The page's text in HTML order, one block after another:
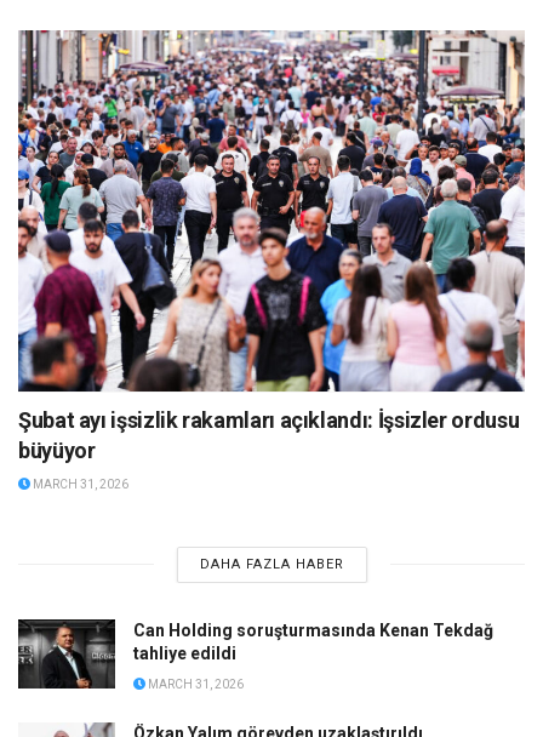
Şubat ayı işsizlik rakamları açıklandı: İşsizler ordusu
büyüyor
MARCH 31, 2026
DAHA FAZLA HABER
Can Holding soruşturmasında Kenan Tekdağ
tahliye edildi
MARCH 31, 2026
Özkan Yalım görevden uzaklaştırıldı